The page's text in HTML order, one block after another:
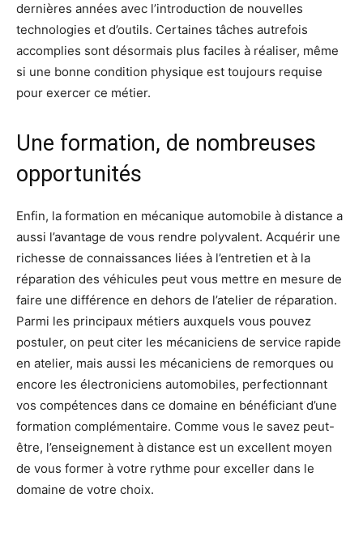
dernières années avec l’introduction de nouvelles
technologies et d’outils. Certaines tâches autrefois
accomplies sont désormais plus faciles à réaliser, même
si une bonne condition physique est toujours requise
pour exercer ce métier.
Une formation, de nombreuses
opportunités
Enfin, la formation en mécanique automobile à distance a
aussi l’avantage de vous rendre polyvalent. Acquérir une
richesse de connaissances liées à l’entretien et à la
réparation des véhicules peut vous mettre en mesure de
faire une différence en dehors de l’atelier de réparation.
Parmi les principaux métiers auxquels vous pouvez
postuler, on peut citer les mécaniciens de service rapide
en atelier, mais aussi les mécaniciens de remorques ou
encore les électroniciens automobiles, perfectionnant
vos compétences dans ce domaine en bénéficiant d’une
formation complémentaire. Comme vous le savez peut-
être, l’enseignement à distance est un excellent moyen
de vous former à votre rythme pour exceller dans le
domaine de votre choix.